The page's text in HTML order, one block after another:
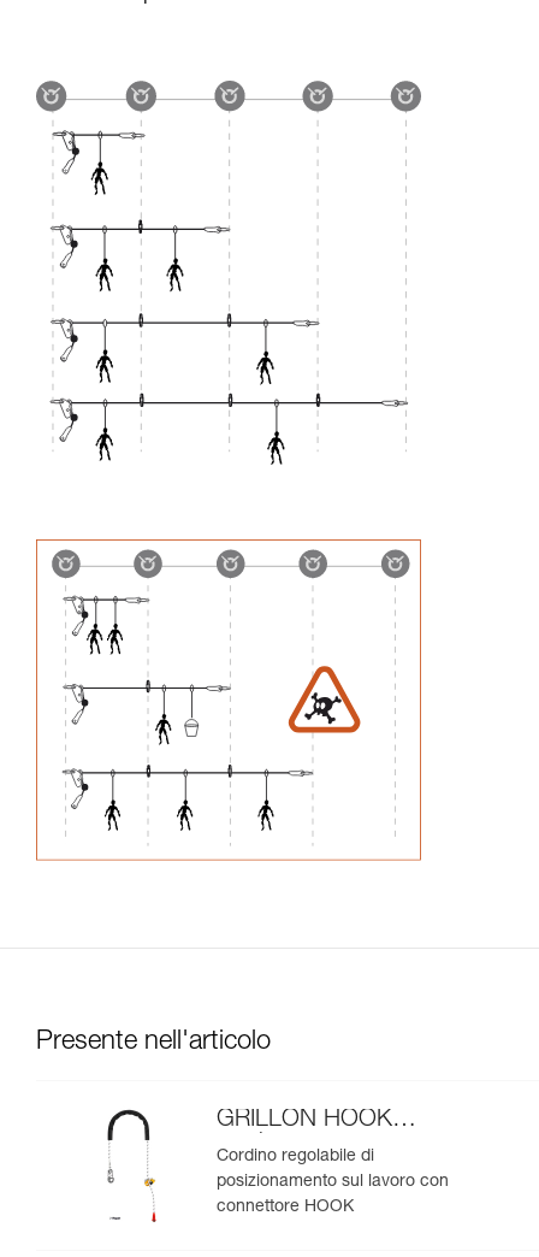
Presente nell'articolo
GRILLON HOOK
versione europea
Cordino regolabile di
posizionamento sul lavoro con
connettore HOOK